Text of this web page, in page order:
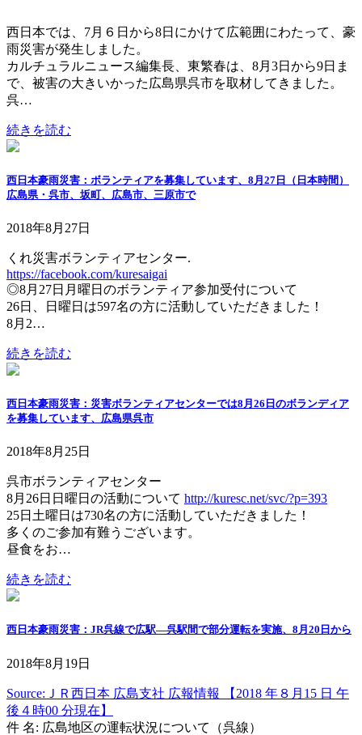
西日本では、7月６日から8日にかけて広範囲にわたって、豪
雨災害が発生しました。
カルチュラルニュース編集長、東繁春は、8月3日から9日ま
で、被害の大きいかった広島県呉市を取材してきました。
呉…
続きを読む
西日本豪雨災害：ボランティアを募集しています、8月27日（日本時間）
広島県・呉市、坂町、広島市、三原市で
2018年8月27日
くれ災害ボランティアセンター.
https://facebook.com/kuresaigai
◎8月27日月曜日のボランティア参加受付について
26日、日曜日は597名の方に活動していただきました！
8月2…
続きを読む
西日本豪雨災害：災害ボランティアセンターでは8月26日のボランディア
を募集しています、広島県呉市
2018年8月25日
呉市ボランティアセンター
8月26日日曜日の活動について http://kuresc.net/svc/?p=393
25日土曜日は730名の方に活動していただきました！
多くのご参加有難うございます。
昼食をお…
続きを読む
西日本豪雨災害：JR呉線で広駅―呉駅間で部分運転を実施、8月20日から
2018年8月19日
Source:ＪＲ西日本 広島支社 広報情報 【2018 年８月15 日 午
後４時00 分現在】
件 名: 広島地区の運転状況について（呉線）